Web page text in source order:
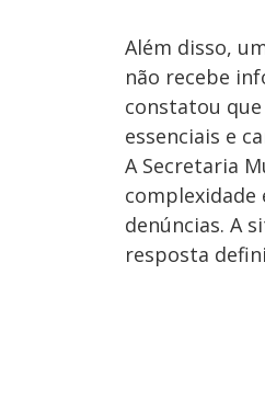
Além disso,
não recebe
constatou
essenciais e
A Secretaria
denúncias. A
resposta